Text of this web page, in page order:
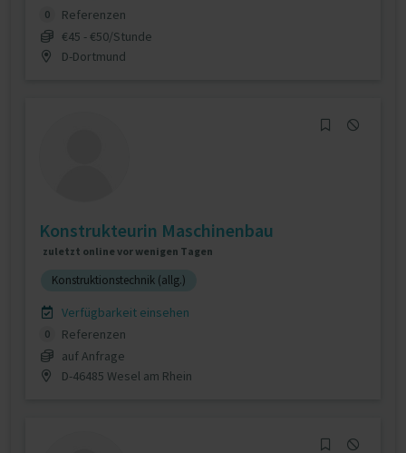
0
Referenzen
€45 - €50/Stunde
D-Dortmund
Konstrukteurin Maschinenbau
zuletzt online vor wenigen Tagen
Konstruktionstechnik (allg.)
Verfügbarkeit einsehen
0
Referenzen
auf Anfrage
D-46485 Wesel am Rhein